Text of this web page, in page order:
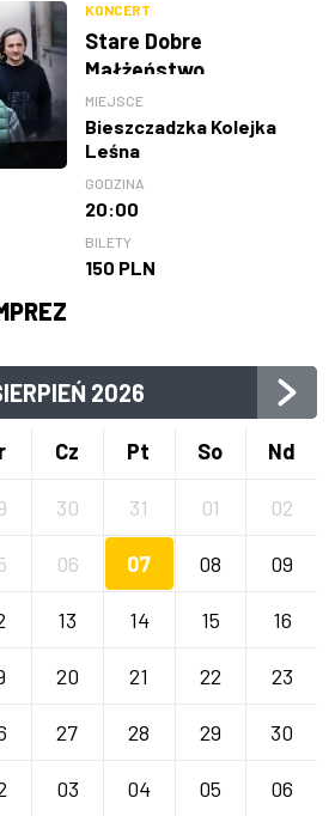
KONCERT
Stare Dobre
Małżeństwo
MIEJSCE
Bieszczadzka Kolejka
Leśna
GODZINA
20:00
BILETY
150 PLN
2026
Cz Pt So Nd
30 31 01 02
06 07 08 09
13 14 15 16
20 21 22 23
27 28 29 30
03 04 05 06